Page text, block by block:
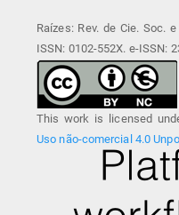
Raízes: Rev. de Cie. Soc.
ISSN: 0102-552X. e-ISSN:
This work is licensed
Uso não-comercial 4.0